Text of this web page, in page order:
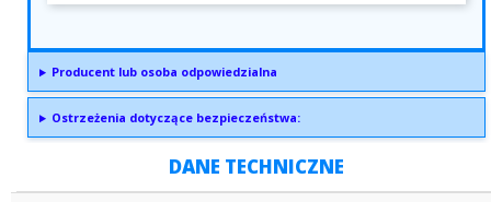
Producent lub osoba odpowiedzialna
Ostrzeżenia dotyczące bezpieczeństwa:
DANE TECHNICZNE